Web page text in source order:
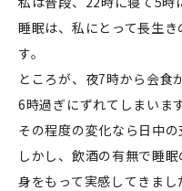
睡眠は、私にとって長生
す。
ところが、夜7時から会食
6時過ぎにずれてしまいます
その程度の変化なら日中の
しかし、飲酒の有無で睡
身をもって実感してきまし